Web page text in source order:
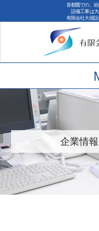
首都圏での、
設備工事は大
有限会社大槻
企業情